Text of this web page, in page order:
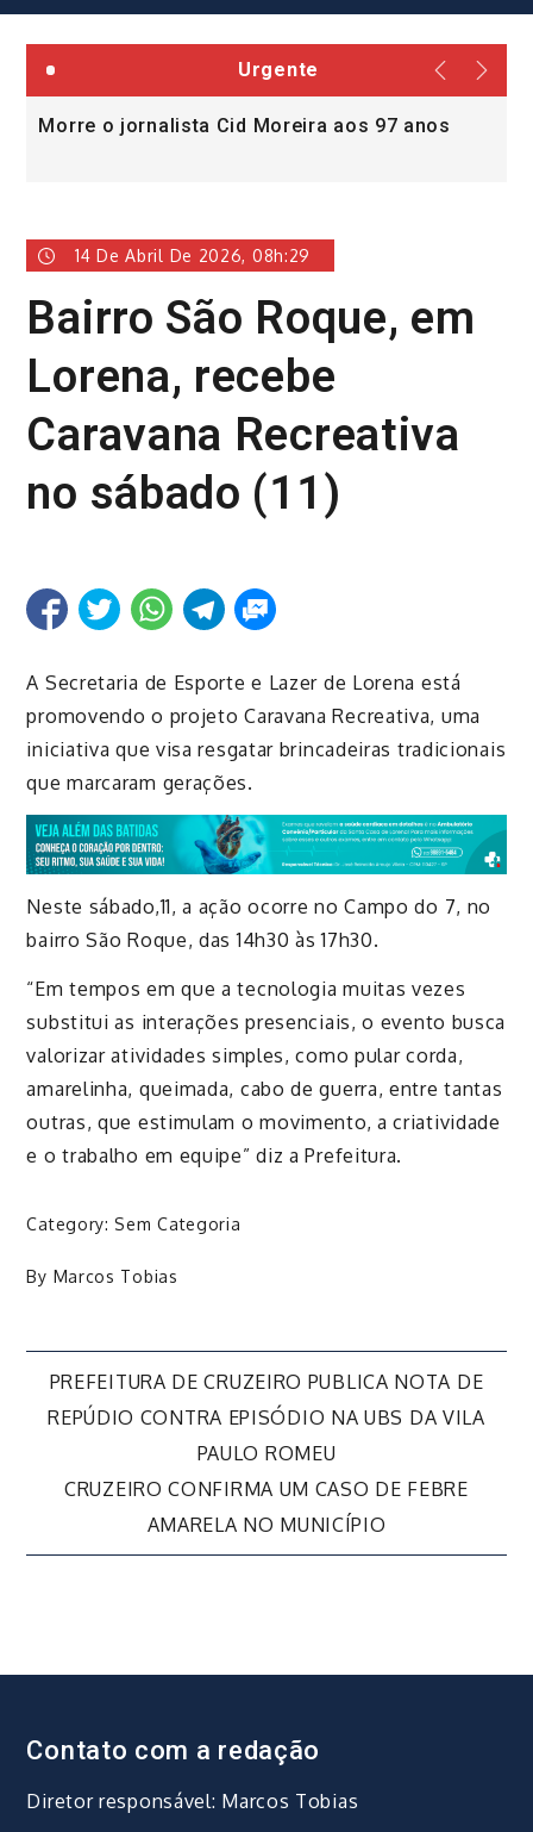
Urgente
Morre o jornalista Cid Moreira aos 97 anos
14 De Abril De 2026, 08h:29
Bairro São Roque, em
Lorena, recebe
Caravana Recreativa
no sábado (11)
A Secretaria de Esporte e Lazer de Lorena está
promovendo o projeto Caravana Recreativa, uma
iniciativa que visa resgatar brincadeiras tradicionais
que marcaram gerações.
Neste sábado,11, a ação ocorre no Campo do 7, no
bairro São Roque, das 14h30 às 17h30.
“Em tempos em que a tecnologia muitas vezes
substitui as interações presenciais, o evento busca
valorizar atividades simples, como pular corda,
amarelinha, queimada, cabo de guerra, entre tantas
outras, que estimulam o movimento, a criatividade
e o trabalho em equipe” diz a Prefeitura.
Category: Sem Categoria
By Marcos Tobias
Navegação
PREFEITURA DE CRUZEIRO PUBLICA NOTA DE
REPÚDIO CONTRA EPISÓDIO NA UBS DA VILA
PAULO ROMEU
CRUZEIRO CONFIRMA UM CASO DE FEBRE
AMARELA NO MUNICÍPIO
Contato com a redação
Diretor responsável: Marcos Tobias